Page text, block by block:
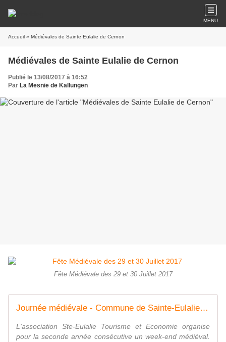
MENU
Accueil » Médiévales de Sainte Eulalie de Cernon
Médiévales de Sainte Eulalie de Cernon
Publié le 13/08/2017 à 16:52
Par La Mesnie de Kallungen
Fête Médiévale des 29 et 30 Juillet 2017
Journée médiévale - Commune de Sainte-Eulalie de Cernon, village touristique du Sud-Aveyron - 12230.
L'association Ste-Eulalie Tourisme et Economie organise
pour la seconde année consécutive un week-end médiéval.